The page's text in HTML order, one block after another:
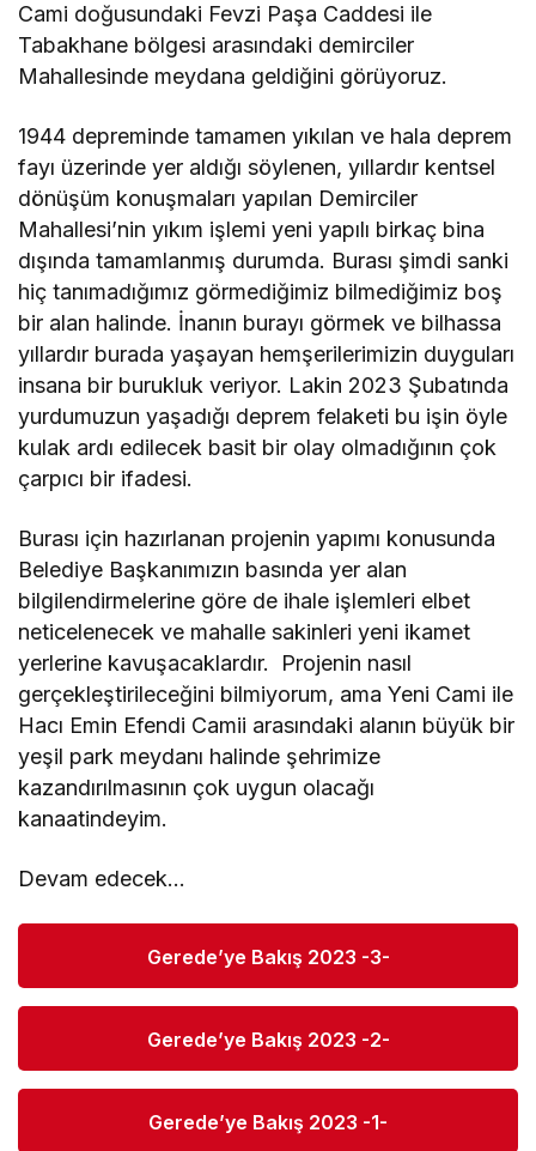
Cami doğusundaki Fevzi Paşa Caddesi ile
Tabakhane bölgesi arasındaki demirciler
Mahallesinde meydana geldiğini görüyoruz.
1944 depreminde tamamen yıkılan ve hala deprem
fayı üzerinde yer aldığı söylenen, yıllardır kentsel
dönüşüm konuşmaları yapılan Demirciler
Mahallesi’nin yıkım işlemi yeni yapılı birkaç bina
dışında tamamlanmış durumda. Burası şimdi sanki
hiç tanımadığımız görmediğimiz bilmediğimiz boş
bir alan halinde. İnanın burayı görmek ve bilhassa
yıllardır burada yaşayan hemşerilerimizin duyguları
insana bir burukluk veriyor. Lakin 2023 Şubatında
yurdumuzun yaşadığı deprem felaketi bu işin öyle
kulak ardı edilecek basit bir olay olmadığının çok
çarpıcı bir ifadesi.
Burası için hazırlanan projenin yapımı konusunda
Belediye Başkanımızın basında yer alan
bilgilendirmelerine göre de ihale işlemleri elbet
neticelenecek ve mahalle sakinleri yeni ikamet
yerlerine kavuşacaklardır. Projenin nasıl
gerçekleştirileceğini bilmiyorum, ama Yeni Cami ile
Hacı Emin Efendi Camii arasındaki alanın büyük bir
yeşil park meydanı halinde şehrimize
kazandırılmasının çok uygun olacağı
kanaatindeyim.
Devam edecek…
Gerede’ye Bakış 2023 -3-
Gerede’ye Bakış 2023 -2-
Gerede’ye Bakış 2023 -1-